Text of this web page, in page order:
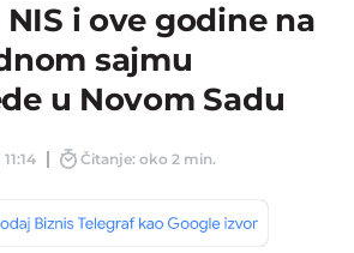
i ove godine na
sajmu
u Novom Sadu
Čitanje: oko 2 min.